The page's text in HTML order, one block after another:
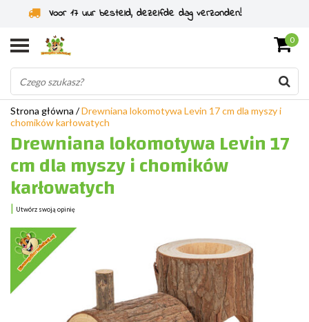
Specjaliści od gryzoni od 2011 roku
0
Strona główna /Drewniana lokomotywa Levin 17 cm dla myszy i
chomików karłowatych
Drewniana lokomotywa Levin 17
cm dla myszy i chomików
karłowatych
| Utwórz swoją opinię